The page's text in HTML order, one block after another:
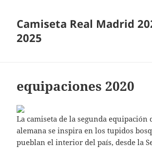
Camiseta Real Madrid
2025
equipaciones 2020
La camiseta de la segunda equipación
alemana se inspira en los tupidos
pueblan el interior del país, desde la